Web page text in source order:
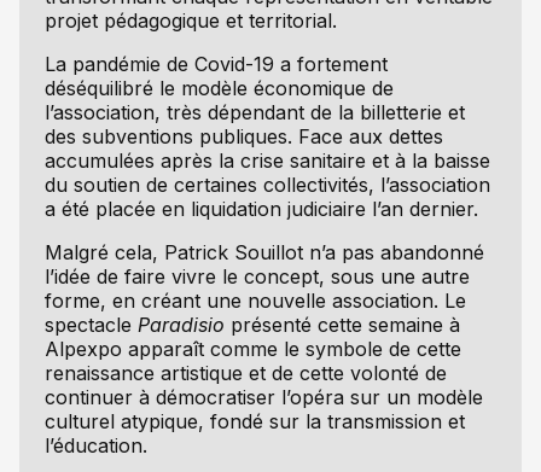
projet pédagogique et territorial.
La pandémie de Covid-19 a fortement
déséquilibré le modèle économique de
l’association, très dépendant de la billetterie et
des subventions publiques. Face aux dettes
accumulées après la crise sanitaire et à la baisse
du soutien de certaines collectivités, l’association
a été placée en liquidation judiciaire l’an dernier.
Malgré cela, Patrick Souillot n’a pas abandonné
l’idée de faire vivre le concept, sous une autre
forme, en créant une nouvelle association. Le
spectacle Paradisio présenté cette semaine à
Alpexpo apparaît comme le symbole de cette
renaissance artistique et de cette volonté de
continuer à démocratiser l’opéra sur un modèle
culturel atypique, fondé sur la transmission et
l’éducation.